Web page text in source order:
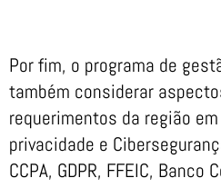
Por fim, o programa de
também considerar
requerimentos da região
privacidade e
CCPA, GDPR, FFEIC,